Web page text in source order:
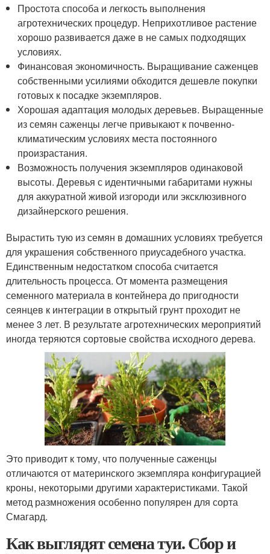
Простота способа и легкость выполнения
агротехнических процедур. Неприхотливое растение
хорошо развивается даже в не самых подходящих
условиях.
Финансовая экономичность. Выращивание саженцев
собственными усилиями обходится дешевле покупки
готовых к посадке экземпляров.
Хорошая адаптация молодых деревьев. Выращенные
из семян саженцы легче привыкают к почвенно-
климатическим условиях места постоянного
произрастания.
Возможность получения экземпляров одинаковой
высоты. Деревья с идентичными габаритами нужны
для аккуратной живой изгороди или эксклюзивного
дизайнерского решения.
Вырастить тую из семян в домашних условиях требуется
для украшения собственного приусадебного участка.
Единственным недостатком способа считается
длительность процесса. От момента размещения
семенного материала в контейнера до пригодности
сеянцев к интеграции в открытый грунт проходит не
менее 3 лет. В результате агротехнических мероприятий
иногда теряются сортовые свойства исходного дерева.
Это приводит к тому, что полученные саженцы
отличаются от материнского экземпляра конфигурацией
кроны, некоторыми другими характеристиками. Такой
метод размножения особенно популярен для сорта
Смагард.
Как выглядят семена туи. Сбор и